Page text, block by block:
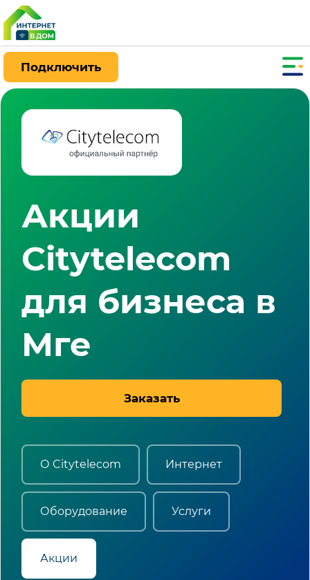
Подключить
Акции
Citytelecom
для бизнеса в
Мге
Заказать
О Citytelecom Интернет
Оборудование Услуги
Акции